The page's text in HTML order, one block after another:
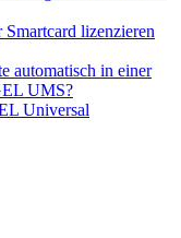
lizenzieren
automatisch in einer
UMS?
Universal